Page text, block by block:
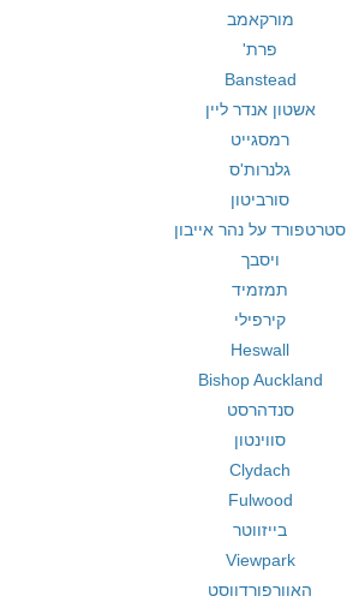
מורקאמב
פרת'
Banstead
אשטון אנדר ליין
רמסגייט
גלנרות'ס
סורביטון
סטרטפורד על נהר אייבון
ויסבך
תמזמיד
קירפילי
Heswall
Bishop Auckland
סנדהרסט
סווינטון
Clydach
Fulwood
בייזווטר
Viewpark
האוורפורדווסט